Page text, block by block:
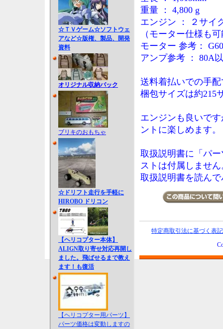
☆ＴＶゲーム☆ソフトウェ
アなど☆版権、製品、開発
資料
オリジナル収納バック
ブリキのおもちゃ
☆ドリフト走行を手軽に
HIROBO ドリコン
【ヘリコプター本体】
ALIGN取り寄せ対応再開し
ました。飛ばせるまで教え
ます！も復活
【ヘリコプター用パーツ】
パーツ価格は変動しますの
重量 ： 4,800 g
エンジン ： ２サイ
（モーター仕様も
モーター 参考：
アンプ参考 ： 80A
送料着払いでの手配
梱包サイズは約215
エンジンも良いで
ントに楽しめます。
取扱説明書に「パ
ストは付属しません
取扱説明書を読ん
特定商取引法に基づく表記